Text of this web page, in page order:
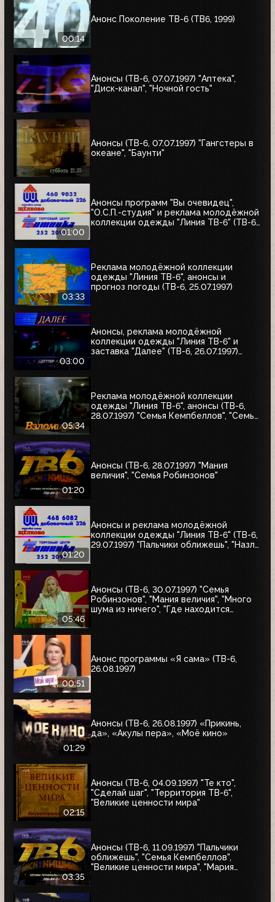
00:14
Анонс Поколение ТВ-6 (ТВ6, 1999)
Анонсы (ТВ-6, 07.07.1997) "Аптека",
"Диск-канал", "Ночной гость"
Анонсы (ТВ-6, 07.07.1997) "Гангстеры в
океане", "Баунти"
01:00
Анонсы программ "Вы очевидец",
"О.С.П.-студия" и реклама молодёжной
коллекции одежды "Линия ТВ-6" (ТВ-6,
03:33
Реклама молодёжной коллекции
одежды "Линия ТВ-6", анонсы и
прогноз погоды (ТВ-6, 25.07.1997)
03:00
Анонсы, реклама молодёжной
коллекции одежды "Линия ТВ-6" и
заставка "Далее" (ТВ-6, 26.07.1997)
05:34
Реклама молодёжной коллекции
одежды "Линия ТВ-6", анонсы (ТВ-6,
28.07.1997) "Семья Кемпбеллов", "Семья
01:20
Анонсы (ТВ-6, 28.07.1997) "Мания
величия", "Семья Робинзонов"
01:20
Анонсы и реклама молодёжной
коллекции одежды "Линия ТВ-6" (ТВ-6,
29.07.1997) "Пальчики оближешь", "Назло
05:46
Анонсы (ТВ-6, 30.07.1997) "Семья
Робинзонов", "Мания величия", "Много
шума из ничего", "Где находится
00:51
Анонс программы «Я сама» (ТВ-6,
26.08.1997)
01:29
Анонсы (ТВ-6, 26.08.1997) «Прикинь,
да», «Акулы пера», «Моё кино»
02:15
Анонсы (ТВ-6, 04.09.1997) "Те кто",
"Сделай шаг", "Территория ТВ-6",
"Великие ценности мира"
03:35
Анонсы (ТВ-6, 11.09.1997) "Пальчики
оближешь", "Семья Кемпбеллов",
"Великие ценности мира", "Мария